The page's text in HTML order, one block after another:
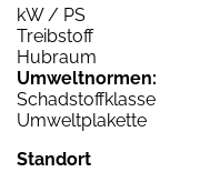
kW / PS
Treibstoff
Hubraum
Umweltnormen:
Schadstoffklasse
Umweltplakette
Standort